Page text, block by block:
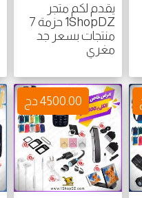
يقدم لكم متجر
1ShopDZ حزمة 7
منتجات بسعر جد
مغري
4500.00 دج